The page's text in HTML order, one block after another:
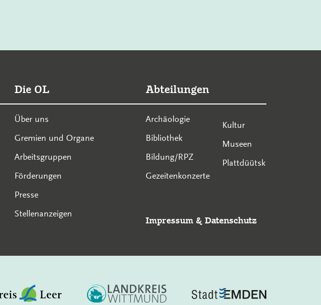
Die OL
Über uns
Gremien und Organe
Arbeitsgruppen
Förderungen
Presse
Stellenanzeigen
Abteilungen
Archäologie
Bibliothek
Bildung/RPZ
Gezeitenkonzerte
Kultur
Museen
Plattdüütsk
Impressum & Datenschutz